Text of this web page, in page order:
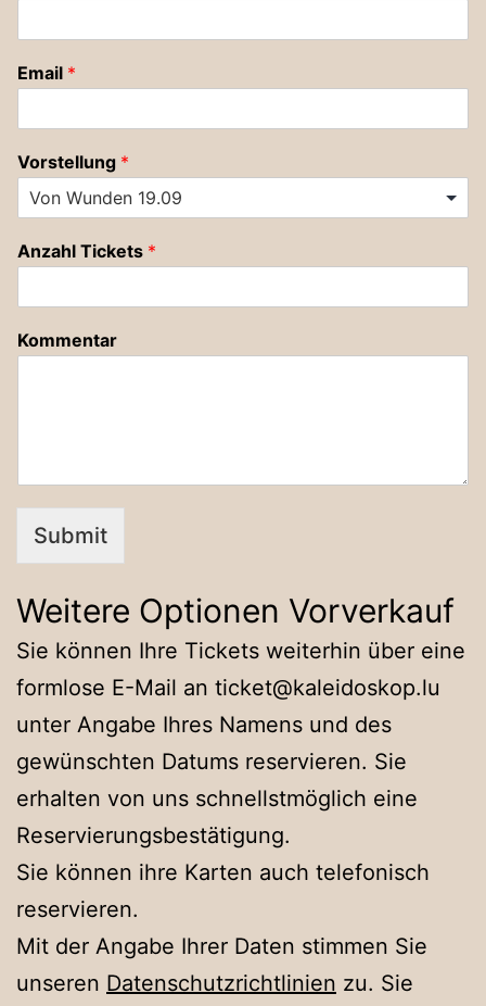
Email *
Vorstellung *
Anzahl Tickets *
Kommentar
Submit
Weitere Optionen Vorverkauf
Sie können Ihre Tickets weiterhin über eine
formlose E-Mail an ticket@kaleidoskop.lu
unter Angabe Ihres Namens und des
gewünschten Datums reservieren. Sie
erhalten von uns schnellstmöglich eine
Reservierungsbestätigung.
Sie können ihre Karten auch telefonisch
reservieren.
Mit der Angabe Ihrer Daten stimmen Sie
unseren Datenschutzrichtlinien zu. Sie